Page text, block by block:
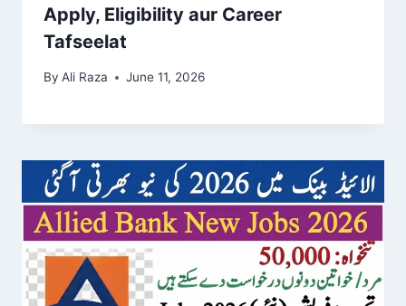
Apply, Eligibility aur Career
Tafseelat
By Ali Raza June 11, 2026